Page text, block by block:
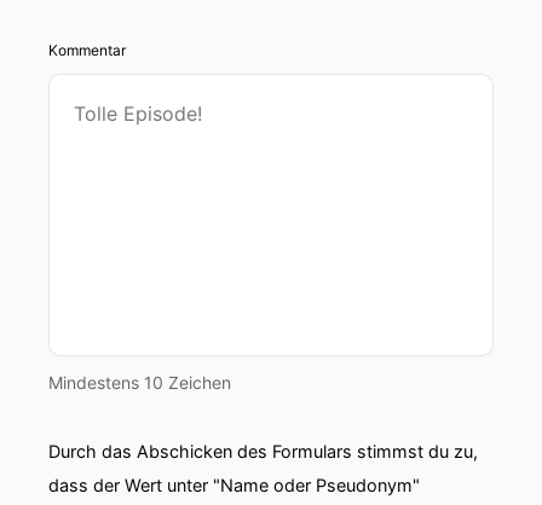
Kommentar
Mindestens 10 Zeichen
Durch das Abschicken des Formulars stimmst du zu,
dass der Wert unter "Name oder Pseudonym"